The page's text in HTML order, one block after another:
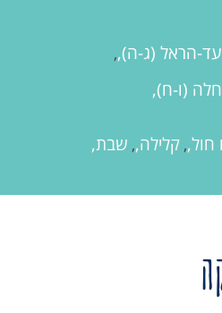
הראל (ג-ה) ,
(ו-ח)
חול , קלילה , שבת